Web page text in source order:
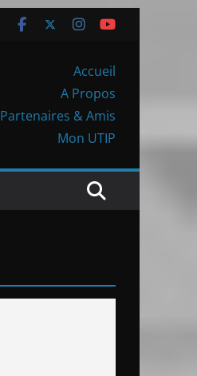
Accueil
A Propos
Partenaires & Amis
Mon UTIP